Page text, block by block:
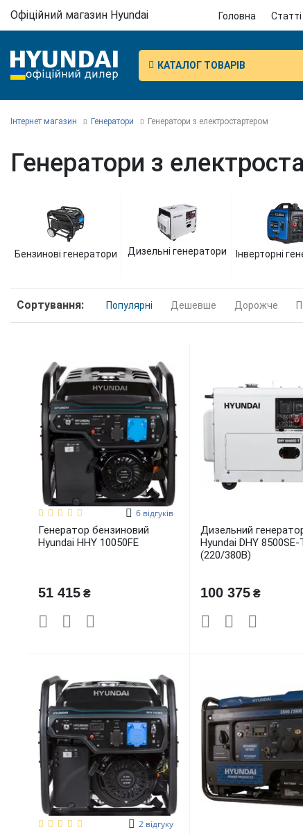
Офіційний магазин Hyundai Головна Статті
КАТАЛОГ ТОВАРІВ
Інтернет магазин Генератори Генератори з електростартером
Генератори з
Бензинові генератори Дизельні генератори Інверторні
Сортування: Популярні Дешевше Дорожче
6 відгуків
Генератор бензиновий
Hyundai HHY 10050FE
51 415₴
Дизельний
Hyundai DHY 8500SE-
(220/380В)
100 375₴
2 відгуку